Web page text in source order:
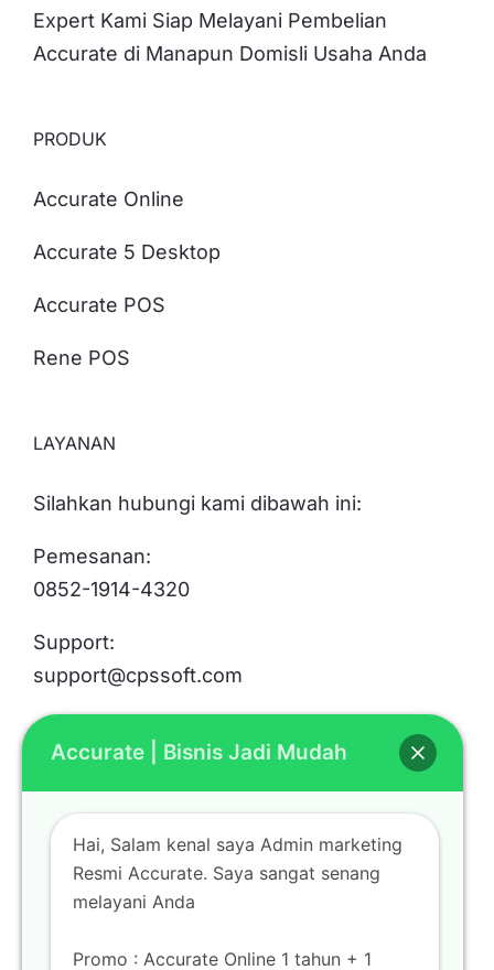
Expert Kami Siap Melayani Pembelian
Accurate di Manapun Domisli Usaha Anda
PRODUK
Accurate Online
Accurate 5 Desktop
Accurate POS
Rene POS
LAYANAN
Silahkan hubungi kami dibawah ini:
Pemesanan:
0852-1914-4320
Support:
support@cpssoft.com
LOKASI
Bekasi
Mall Metropolitan Bekasi Lt. Basement BS-06
Jl. K.H Noer Alie Bekasi Selatan
Accurate | Bisnis Jadi Mudah
Hai, Salam kenal saya Admin marketing
Resmi Accurate. Saya sangat senang
melayani Anda
Promo : Accurate Online 1 tahun + 1